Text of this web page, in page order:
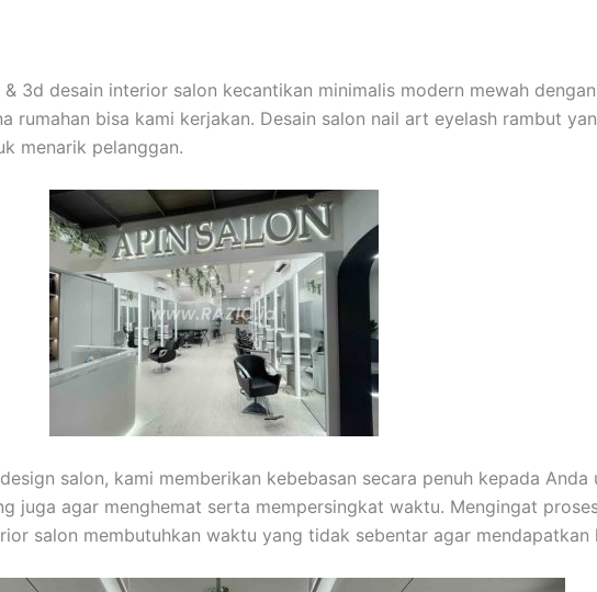
3d desain interior salon kecantikan minimalis modern mewah
rumahan bisa kami kerjakan. Desain salon nail art eyelash rambut
menarik pelanggan.
salon, kami memberikan kebebasan secara penuh kepada Anda
juga agar menghemat serta mempersingkat waktu. Mengingat
salon membutuhkan waktu yang tidak sebentar agar mendapatkan